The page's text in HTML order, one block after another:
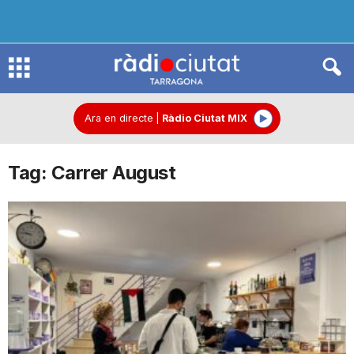
R
d
i
o
C
Ara en directe Ràdio Ciutat MIX
Tag: Carrer August